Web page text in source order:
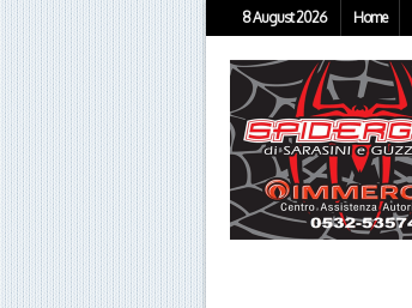
8 August 2026 Home